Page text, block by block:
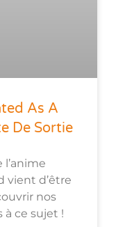
As A
De Sortie
l’anime
vient d’être
nos
ce sujet !